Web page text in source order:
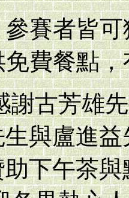
賽者皆
費餐點
古芳雄
與盧進
下午茶與